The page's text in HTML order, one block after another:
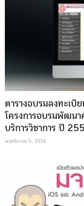
ตารางอบรมลงทะเบี
โครงการอบรมพัฒน
บริการวิชาการ ปี
พฤศจิกายน 5, 2016